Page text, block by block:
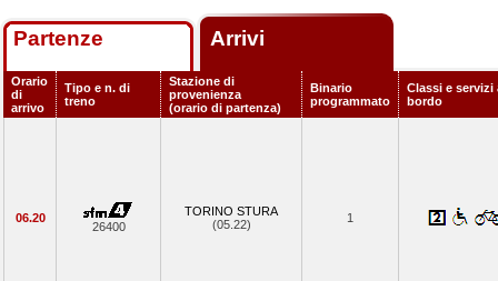
Partenze Arrivi
Orario
di
arrivo
Tipo e n. di
treno
Stazione di
provenienza
(orario di partenza)
Binario
programmato
Classi e servizi
bordo
06.20
26400
TORINO STURA
(05.22)
1